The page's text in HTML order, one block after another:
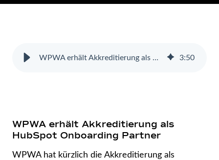
WPWA erhält Akkreditierung als HubSpot Onboarding Partner 3:50
WPWA erhält Akkreditierung als
HubSpot Onboarding Partner
WPWA hat kürzlich die Akkreditierung als